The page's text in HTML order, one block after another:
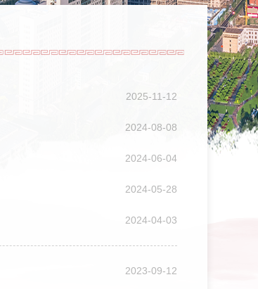
2025-11-12
2024-08-08
2024-06-04
2024-05-28
2024-04-03
2023-09-12